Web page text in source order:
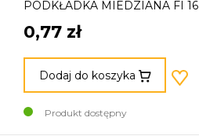
PODKŁADKA MIEDZIANA FI 16
0,77 zł
Dodaj do koszyka
Produkt dostępny